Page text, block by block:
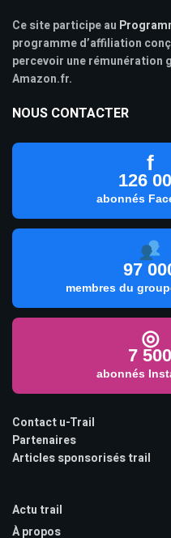
Ce site participe au
programme d’affiliation
percevoir une rémunération
Amazon.fr.
NOUS CONTACTER
f
126
abonnés
97
membres du
◎
7 500
abonnés
Contact u-Trail
Partenaires
Articles sponsorisés trail
Actu trail
À propos